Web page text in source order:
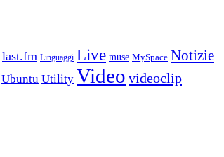
last.fm Linguaggi Live muse MySpace Notizie
Ubuntu Utility Video videoclip